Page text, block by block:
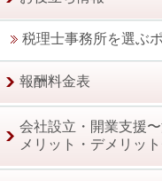
税理士事務所を選ぶ
報酬料金表
会社設立・開業支援
メリット・デメリッ